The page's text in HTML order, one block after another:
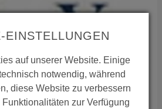
EINSTELLUNGEN
auf unserer Website. Einige
notwendig, während
diese Website zu verbessern
zur Verfügung